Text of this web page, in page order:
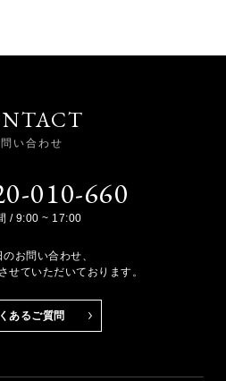
い合わせ
010-660
/ 9:00 ~ 17:00
お問い合わせ、
せていただいております。
あるご質問